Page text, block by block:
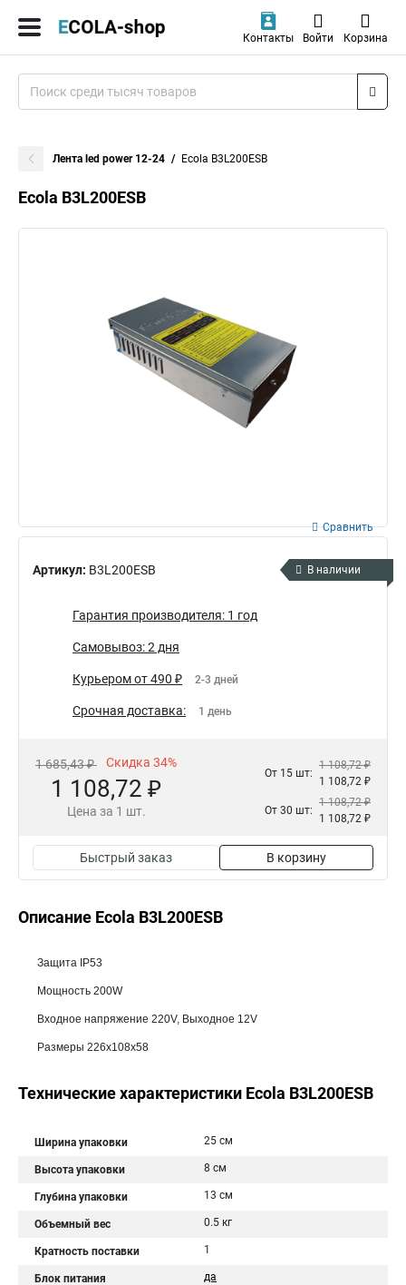
Контакты Войти Корзина
Лента led power 12-24 Ecola B3L200ESB
Ecola B3L200ESB
Артикул: B3L200ESB
Сравнить
В наличии
Гарантия производителя: 1 год
Самовывоз: 2 дня
Курьером от 490 ₽ 2-3 дней
Срочная доставка: 1 день
1 685,43 ₽ Скидка 34%
1 108,72 ₽
Цена за 1 шт.
От 15 шт:
1 108,72 ₽
1 108,72 ₽
От 30 шт:
1 108,72 ₽
1 108,72 ₽
Быстрый заказ В корзину
Описание Ecola B3L200ESB
Защита IP53
Мощность 200W
Входное напряжение 220V, Выходное 12V
Размеры 226х108х58
Технические характеристики Ecola B3L200ESB
Ширина упаковки 25 см
Высота упаковки 8 см
Глубина упаковки 13 см
Объемный вес 0.5 кг
Кратность поставки 1
Блок питания да